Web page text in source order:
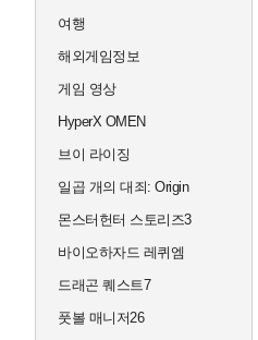
여행
해외게임정보
게임 영상
HyperX OMEN
브이 라이징
일곱 개의 대죄: Origin
몬스터헌터 스토리즈3
바이오하자드 레퀴엠
드래곤 퀘스트7
풋볼 매니저26